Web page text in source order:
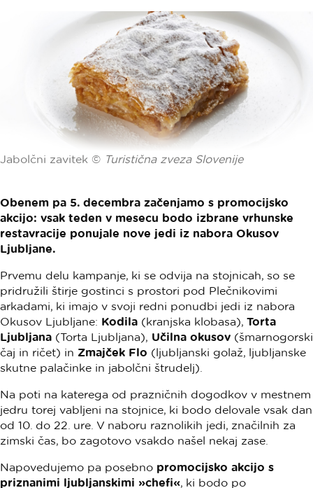
Jabolčni zavitek © Turistična zveza Slovenije
Obenem pa 5. decembra začenjamo s promocijsko
akcijo: vsak teden v mesecu bodo izbrane vrhunske
restavracije ponujale nove jedi iz nabora Okusov
Ljubljane.
Prvemu delu kampanje, ki se odvija na stojnicah, so se
pridružili štirje gostinci s prostori pod Plečnikovimi
arkadami, ki imajo v svoji redni ponudbi jedi iz nabora
Okusov Ljubljane: Kodila (kranjska klobasa), Torta
Ljubljana (Torta Ljubljana), Učilna okusov (šmarnogorski
čaj in ričet) in Zmajček Flo (ljubljanski golaž, ljubljanske
skutne palačinke in jabolčni štrudelj).
Na poti na katerega od prazničnih dogodkov v mestnem
jedru torej vabljeni na stojnice, ki bodo delovale vsak dan
od 10. do 22. ure. V naboru raznolikih jedi, značilnih za
zimski čas, bo zagotovo vsakdo našel nekaj zase.
Napovedujemo pa posebno promocijsko akcijo s
priznanimi ljubljanskimi »chefi«, ki bodo po